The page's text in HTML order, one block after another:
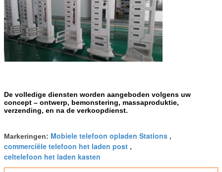
De volledige diensten worden aangeboden volgens uw
concept – ontwerp, bemonstering, massaproduktie,
verzending, en na de verkoopdienst.
Markeringen: Mobiele telefoon opladen Stations ,
commerciële telefoon het laden post ,
celtelefoon het laden kasten